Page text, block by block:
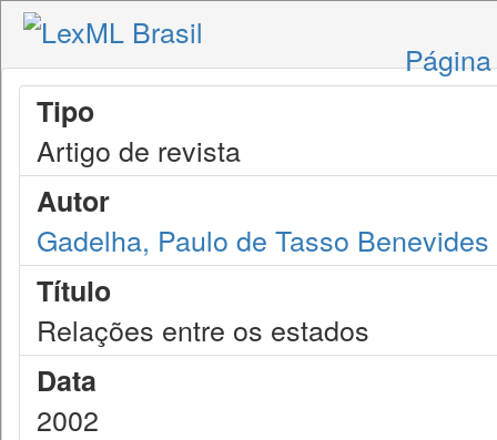
Tipo
Artigo de revista
Autor
Gadelha, Paulo de Tasso Benevides
Título
Relações entre os estados
Data
2002